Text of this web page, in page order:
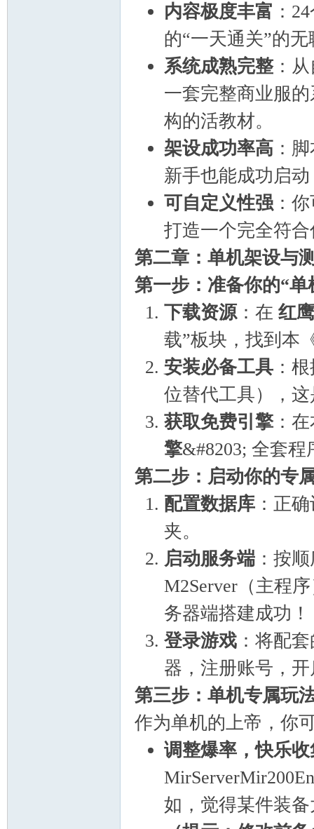
内容极度丰富 ：
的“一天通关”的
系统成熟完整：
一套完整商业服
构的活教材。
架设成功率高 ：
新手也能成功启
可自定义性强 ：
打造一个完全符
第二章：单机架设与
第一步：准备你的“单
下载资源：在 红
载”板块，找到本
安装必备工具 ：
位替代工具），
获取免费引擎：
擎&#8203; 全套
第二步：启动你的专
配置数据库 ：正
夹。
启动服务端 ：按
M2Server（主程
务器端搭建成功！
登录游戏 ：将配
器，注册账号，
第三步：单机专属玩
作为单机的上帝，你
调整爆率，快乐收
如，觉得某件装备